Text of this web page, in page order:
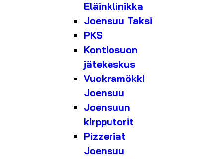
Eläinklinikka
Joensuu Taksi
PKS
Kontiosuon
jätekeskus
Vuokramökki
Joensuu
Joensuun
kirpputorit
Pizzeriat
Joensuu